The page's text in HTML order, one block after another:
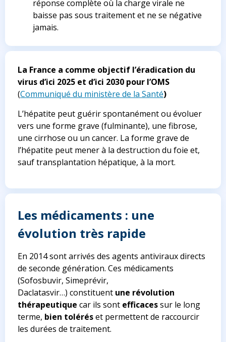
réponse complète où la charge virale ne
baisse pas sous traitement et ne se négative
jamais.
La France a comme objectif l’éradication du
virus d’ici 2025 et d’ici 2030 pour l’OMS
(Communiqué du ministère de la Santé)
L’hépatite peut guérir spontanément ou évoluer
vers une forme grave (fulminante), une fibrose,
une cirrhose ou un cancer. La forme grave de
l’hépatite peut mener à la destruction du foie et,
sauf transplantation hépatique, à la mort.
Les médicaments : une
évolution très rapide
En 2014 sont arrivés des agents antiviraux directs
de seconde génération. Ces médicaments
(Sofosbuvir, Simeprévir,
Daclatasvir…) constituent une révolution
thérapeutique car ils sont efficacessur le long
terme, bien toléréset permettent de raccourcir
les durées de traitement.